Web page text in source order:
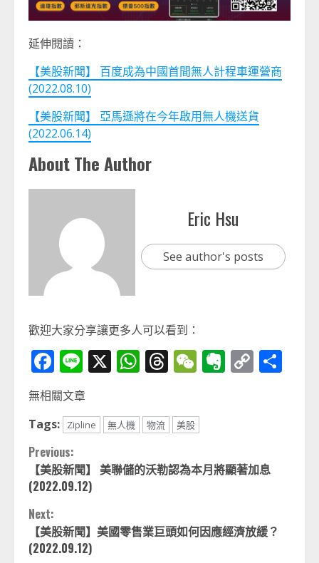
延伸閱讀：
【美股新聞】 百度成為中國首間無人計程車運營商
(2022.08.10)
【美股新聞】 亞馬遜將在今年啟用無人機送貨
(2022.06.14)
About The Author
Eric Hsu
See author's posts
歡迎大家分享讓更多人可以看到：
Facebook
Line
X WhatsApp
Threads
WeChat
Evernote
Copy
無相關文章
Tags:
Zipline 無人機 物流 美股
Continue
Reading
Previous:
【美股新聞】 美聯儲的沃勒認為本月將顯著加息
(2022.09.12)
Next:
【美股新聞】美國零售業巨頭如何因應經濟放緩？
(2022.09.12)